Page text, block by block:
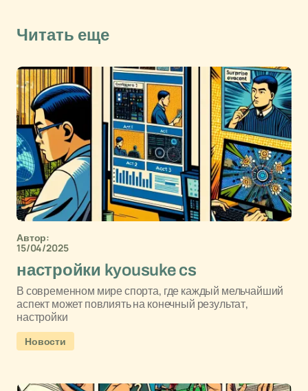
Читать еще
Автор:
15/04/2025
настройки kyousuke cs
В современном мире спорта, где каждый мельчайший
аспект может повлиять на конечный результат,
настройки
Новости